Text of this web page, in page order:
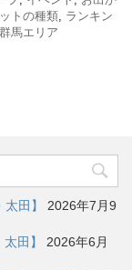
トの種類, ランキン
群馬エリア
田】
2026年7月9
田】
2026年6月